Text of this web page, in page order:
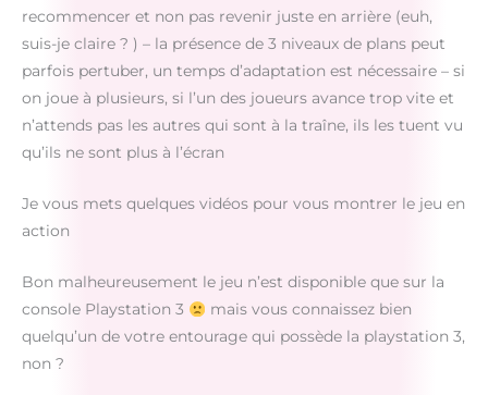
recommencer et non pas revenir juste en arrière (euh,
suis-je claire ? ) – la présence de 3 niveaux de plans peut
parfois pertuber, un temps d’adaptation est nécessaire – si
on joue à plusieurs, si l’un des joueurs avance trop vite et
n’attends pas les autres qui sont à la traîne, ils les tuent vu
qu’ils ne sont plus à l’écran
Je vous mets quelques vidéos pour vous montrer le jeu en
action
Bon malheureusement le jeu n’est disponible que sur la
console Playstation 3
mais vous connaissez bien
quelqu’un de votre entourage qui possède la playstation 3,
non ?